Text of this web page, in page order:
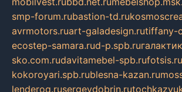
smp-forum.rubastion-td.ru
avrmotors.ruart-galadesign.rutiffany-
ecostep-samara.rud-p.spb.ru
sko.com.rudavitamebel-spb.rufotsis.ru
kokoroyari.spb.rublesna-kazan.ru
lenderoq.rusergeydobrin.ru